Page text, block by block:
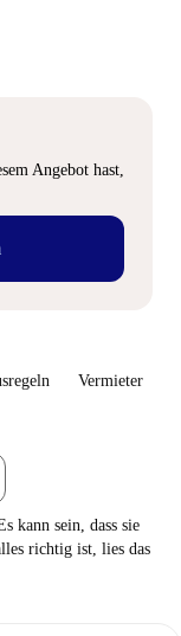
Angebot hast,
Vermieter
kann sein, dass sie
richtig ist, lies das